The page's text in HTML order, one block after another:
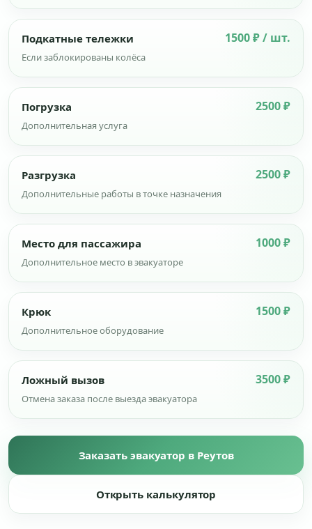
Подкатные тележки 1500 ₽ / шт.
Если заблокированы колёса
Погрузка 2500 ₽
Дополнительная услуга
Разгрузка 2500 ₽
Дополнительные работы в точке назначения
Место для пассажира 1000 ₽
Дополнительное место в эвакуаторе
Крюк 1500 ₽
Дополнительное оборудование
Ложный вызов 3500 ₽
Отмена заказа после выезда эвакуатора
Заказать эвакуатор в Реутов
Открыть калькулятор